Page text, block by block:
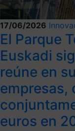
17/06/2026
El Parque
Euskadi
reúne en
empresas,
euros en